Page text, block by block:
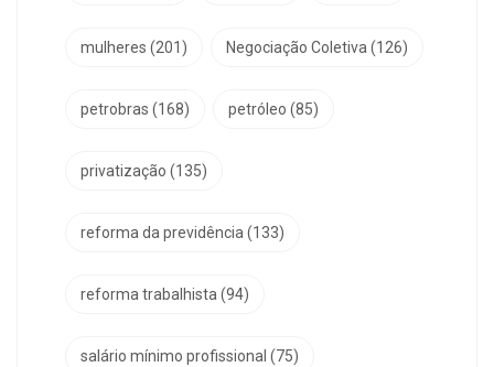
mulheres (201) Negociação Coletiva(126)
petrobras (168) petróleo (85)
privatização (135)
reforma da previdência(133)
reforma trabalhista(94)
salário mínimo profissional (75)